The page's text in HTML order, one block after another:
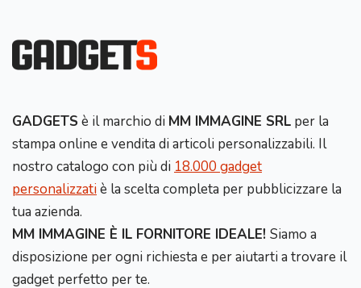
GADGETS è il marchio di MM IMMAGINE SRL per la
stampa online e vendita di articoli personalizzabili. Il
nostro catalogo con più di 18.000 gadget
personalizzatiè la scelta completa per pubblicizzare la
tua azienda.
MM IMMAGINE È IL FORNITORE IDEALE! Siamo a
disposizione per ogni richiesta e per aiutarti a trovare il
gadget perfetto per te.